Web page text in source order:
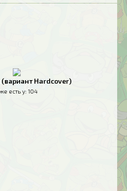
Hardcover)
есть у: 104